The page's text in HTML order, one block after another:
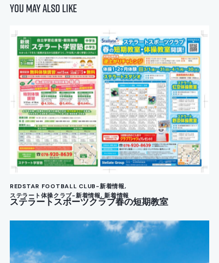
ー
シ
ョ
ン
You May Also Like
REDSTAR FOOTBALL CLUB-新着情報,
ステラート体操クラブ-新着情報,新着情報
ステラートスポーツクラブ春の短期教室